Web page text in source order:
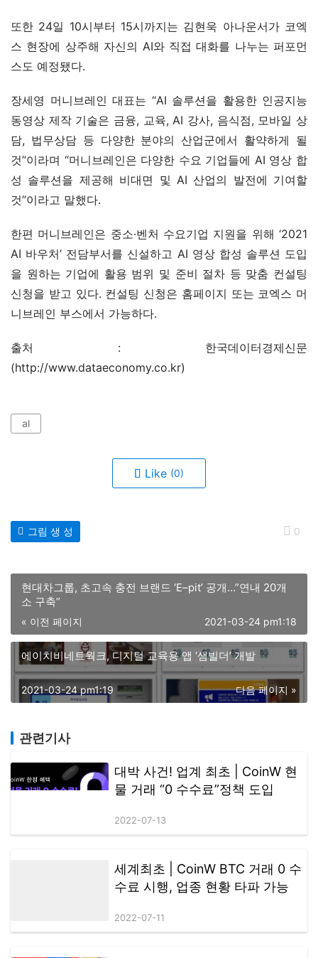
또한 24일 10시부터 15시까지는 김현욱 아나운서가 코엑
스 현장에 상주해 자신의 AI와 직접 대화를 나누는 퍼포먼
스도 예정됐다.
장세영 머니브레인 대표는 “AI 솔루션을 활용한 인공지능
동영상 제작 기술은 금융, 교육, AI 강사, 음식점, 모바일 상
담, 법무상담 등 다양한 분야의 산업군에서 활약하게 될
것”이라며 “머니브레인은 다양한 수요 기업들에 AI 영상 합
성 솔루션을 제공해 비대면 및 AI 산업의 발전에 기여할
것”이라고 말했다.
한편 머니브레인은 중소·벤처 수요기업 지원을 위해 ‘2021
AI 바우처’ 전담부서를 신설하고 AI 영상 합성 솔루션 도입
을 원하는 기업에 활용 범위 및 준비 절차 등 맞춤 컨설팅
신청을 받고 있다. 컨설팅 신청은 홈페이지 또는 코엑스 머
니브레인 부스에서 가능하다.
출처 : 한국데이터경제신문
(http://www.dataeconomy.co.kr)
al
Like (0)
0
그림 생 성
현대차그룹, 초고속 충전 브랜드 ‘E–pit’ 공개…”연내 20개
소 구축”
« 이전 페이지 2021-03-24 pm1:18
에이치비네트웍크, 디지털 교육용 앱 ‘샘빌더’ 개발
다음 페이지 »
2021-03-24 pm1:19
관련기사
대박 사건! 업계 최초 | CoinW 현
물 거래 “0 수수료”정책 도입
2022-07-13
세계최초 | CoinW BTC 거래 0 수
수료 시행, 업종 현황 타파 가능
2022-07-11